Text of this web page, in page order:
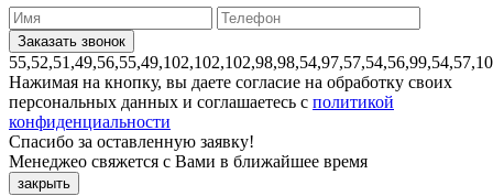
Нажимая на кнопку, вы даете согласие на обработку своих
персональных данных и соглашаетесь с политикой
конфиденциальности
Спасибо за оставленную заявку!
Менеджео свяжется с Вами в ближайшее время
закрыть